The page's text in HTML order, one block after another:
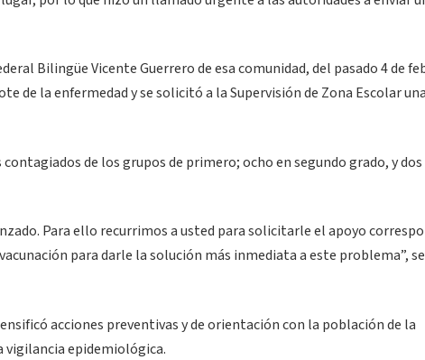
Bilingüe Vicente Guerrero de esa comunidad, del pasado 4 de
de la enfermedad y se solicitó a la Supervisión de Zona Escolar una
de los grupos de primero; ocho en segundo grado, y dos
Para ello recurrimos a usted para solicitarle el apoyo
para darle la solución más inmediata a este problema”,
acciones preventivas y de orientación con la población de la
epidemiológica.